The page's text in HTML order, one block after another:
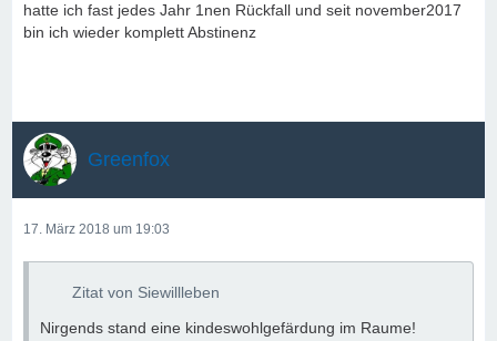
hatte ich fast jedes Jahr 1nen Rückfall und seit november2017
bin ich wieder komplett Abstinenz
Greenfox
17. März 2018 um 19:03
Zitat von Siewillleben
Nirgends stand eine kindeswohlgefärdung im Raume!